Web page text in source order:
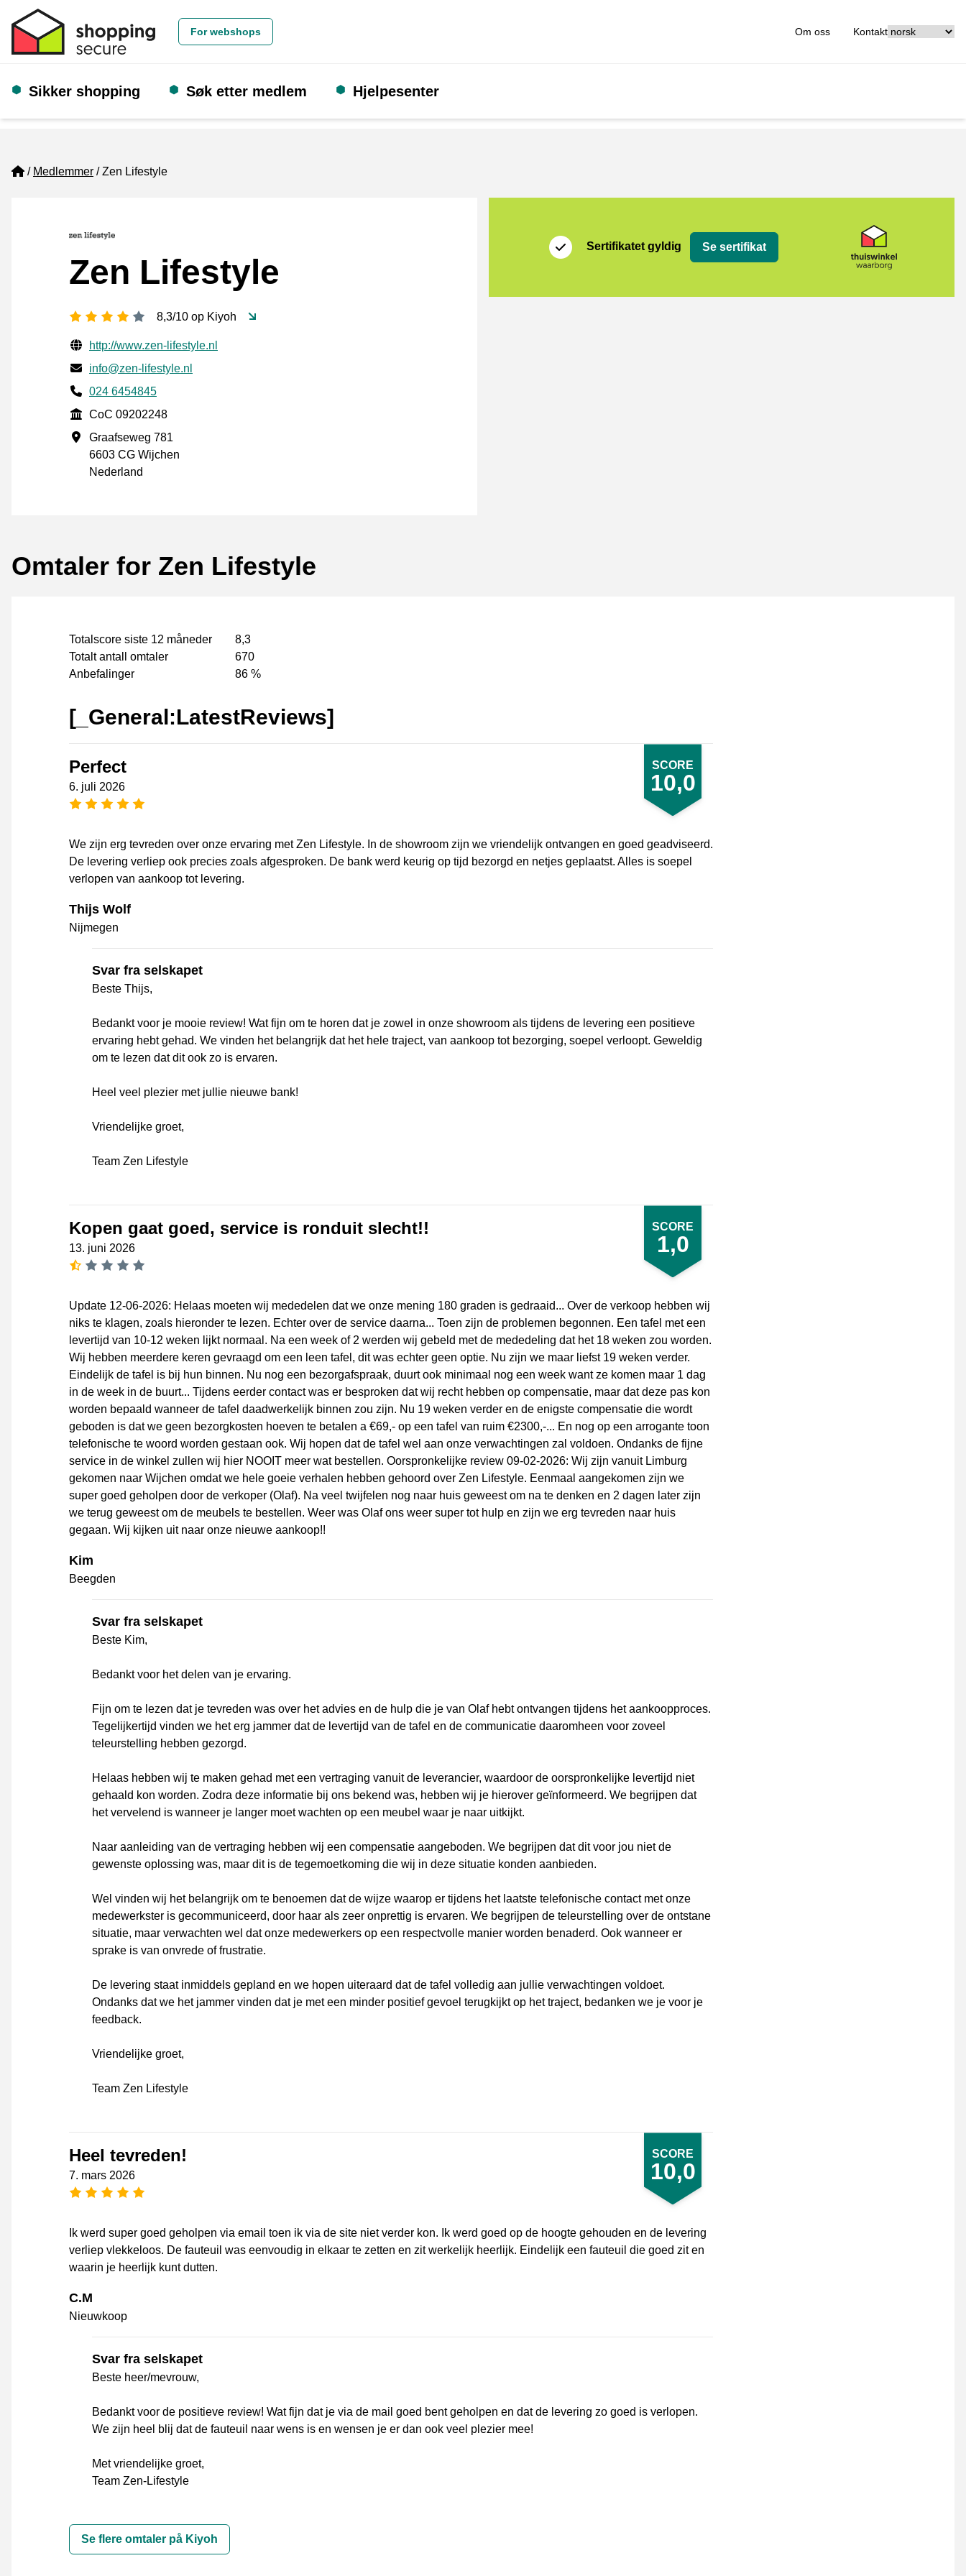
For webshops Om oss Kontakt
Sikker shopping Søk etter medlem Hjelpesenter
Home
Medlemmer Zen Lifestyle
Zen Lifestyle
[_General:NumberOfStarsPluralFormat]
8,3/10 op Kiyoh
Verifisert kontaktinformasjon
Website URL
http://www.zen-lifestyle.nl
E-post
info@zen-lifestyle.nl
Phone number
024 6454845
CoC
CoC 09202248
Forretningsadresse
Graafseweg 781
6603 CG Wijchen
Nederland
Sertifikatet gyldig Se sertifikat
Omtaler for Zen Lifestyle
Totalscore siste 12 måneder
8,3
Totalt antall omtaler
670
Anbefalinger
86 %
[_General:LatestReviews]
SCORE
10,0
Perfect
6. juli 2026
[_General:NumberOfStarsPluralFormat]
We zijn erg tevreden over onze ervaring met Zen Lifestyle. In de showroom zijn we vriendelijk ontvangen en goed geadviseerd.
De levering verliep ook precies zoals afgesproken. De bank werd keurig op tijd bezorgd en netjes geplaatst. Alles is soepel
verlopen van aankoop tot levering.
Thijs Wolf
Nijmegen
Svar fra selskapet
Beste Thijs,
Bedankt voor je mooie review! Wat fijn om te horen dat je zowel in onze showroom als tijdens de levering een positieve
ervaring hebt gehad. We vinden het belangrijk dat het hele traject, van aankoop tot bezorging, soepel verloopt. Geweldig
om te lezen dat dit ook zo is ervaren.
Heel veel plezier met jullie nieuwe bank!
Vriendelijke groet,
Team Zen Lifestyle
SCORE
1,0
Kopen gaat goed, service is ronduit slecht!!
13. juni 2026
Update 12-06-2026: Helaas moeten wij mededelen dat we onze mening 180 graden is gedraaid... Over de verkoop hebben wij
niks te klagen, zoals hieronder te lezen. Echter over de service daarna... Toen zijn de problemen begonnen. Een tafel met een
levertijd van 10-12 weken lijkt normaal. Na een week of 2 werden wij gebeld met de mededeling dat het 18 weken zou worden.
Wij hebben meerdere keren gevraagd om een leen tafel, dit was echter geen optie. Nu zijn we maar liefst 19 weken verder.
Eindelijk de tafel is bij hun binnen. Nu nog een bezorgafspraak, duurt ook minimaal nog een week want ze komen maar 1 dag
in de week in de buurt... Tijdens eerder contact was er besproken dat wij recht hebben op compensatie, maar dat deze pas kon
worden bepaald wanneer de tafel daadwerkelijk binnen zou zijn. Nu 19 weken verder en de enigste compensatie die wordt
geboden is dat we geen bezorgkosten hoeven te betalen a €69,- op een tafel van ruim €2300,-... En nog op een arrogante toon
telefonische te woord worden gestaan ook. Wij hopen dat de tafel wel aan onze verwachtingen zal voldoen. Ondanks de fijne
service in de winkel zullen wij hier NOOIT meer wat bestellen. Oorspronkelijke review 09-02-2026: Wij zijn vanuit Limburg
gekomen naar Wijchen omdat we hele goeie verhalen hebben gehoord over Zen Lifestyle. Eenmaal aangekomen zijn we
super goed geholpen door de verkoper (Olaf). Na veel twijfelen nog naar huis geweest om na te denken en 2 dagen later zijn
we terug geweest om de meubels te bestellen. Weer was Olaf ons weer super tot hulp en zijn we erg tevreden naar huis
gegaan. Wij kijken uit naar onze nieuwe aankoop!!
Kim
Beegden
Svar fra selskapet
Beste Kim,
Bedankt voor het delen van je ervaring.
Fijn om te lezen dat je tevreden was over het advies en de hulp die je van Olaf hebt ontvangen tijdens het aankoopproces.
Tegelijkertijd vinden we het erg jammer dat de levertijd van de tafel en de communicatie daaromheen voor zoveel
teleurstelling hebben gezorgd.
Helaas hebben wij te maken gehad met een vertraging vanuit de leverancier, waardoor de oorspronkelijke levertijd niet
gehaald kon worden. Zodra deze informatie bij ons bekend was, hebben wij je hierover geïnformeerd. We begrijpen dat
het vervelend is wanneer je langer moet wachten op een meubel waar je naar uitkijkt.
Naar aanleiding van de vertraging hebben wij een compensatie aangeboden. We begrijpen dat dit voor jou niet de
gewenste oplossing was, maar dit is de tegemoetkoming die wij in deze situatie konden aanbieden.
Wel vinden wij het belangrijk om te benoemen dat de wijze waarop er tijdens het laatste telefonische contact met onze
medewerkster is gecommuniceerd, door haar als zeer onprettig is ervaren. We begrijpen de teleurstelling over de ontstane
situatie, maar verwachten wel dat onze medewerkers op een respectvolle manier worden benaderd. Ook wanneer er
sprake is van onvrede of frustratie.
De levering staat inmiddels gepland en we hopen uiteraard dat de tafel volledig aan jullie verwachtingen voldoet.
Ondanks dat we het jammer vinden dat je met een minder positief gevoel terugkijkt op het traject, bedanken we je voor je
feedback.
Vriendelijke groet,
Team Zen Lifestyle
SCORE
10,0
Heel tevreden!
7. mars 2026
[_General:NumberOfStarsPluralFormat]
Ik werd super goed geholpen via email toen ik via de site niet verder kon. Ik werd goed op de hoogte gehouden en de levering
verliep vlekkeloos. De fauteuil was eenvoudig in elkaar te zetten en zit werkelijk heerlijk. Eindelijk een fauteuil die goed zit en
waarin je heerlijk kunt dutten.
C.M
Nieuwkoop
Svar fra selskapet
Beste heer/mevrouw,
Bedankt voor de positieve review! Wat fijn dat je via de mail goed bent geholpen en dat de levering zo goed is verlopen.
We zijn heel blij dat de fauteuil naar wens is en wensen je er dan ook veel plezier mee!
Met vriendelijke groet,
Team Zen-Lifestyle
Se flere omtaler på Kiyoh